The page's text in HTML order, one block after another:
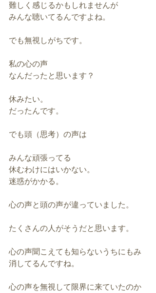
難しく感じるかもしれませんが
みんな聴いてるんですよね。
でも無視しがちです。
私の心の声
なんだったと思います？
休みたい。
だったんです。
でも頭（思考）の声は
みんな頑張ってる
休むわけにはいかない。
迷惑がかかる。
心の声と頭の声が違っていました。
たくさんの人がそうだと思います。
心の声聞こえても知らないうちにもみ
消してるんですね。
心の声を無視して限界に来ていたのか